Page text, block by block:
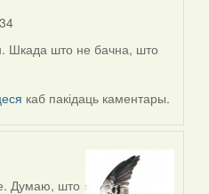
Шкада што не бачна, што
каб пакідаць каментары.
Думаю, што